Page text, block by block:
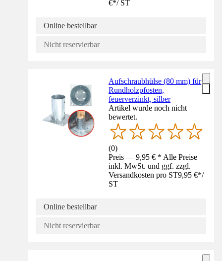
€*/ ST
Online bestellbar
Nicht reservierbar
Aufschraubhülse (80 mm) für
Rundholzpfosten,
feuerverzinkt, silber
Artikel wurde noch nicht
bewertet.
(0)
Preis — 9,95 € * Alle Preise
inkl. MwSt. und ggf. zzgl.
Versandkosten pro ST9,95 €*/
ST
Online bestellbar
Nicht reservierbar